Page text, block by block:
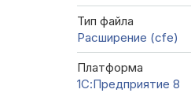
Тип файла
Расширение (cfe)
Платформа
1С:Предприятие 8